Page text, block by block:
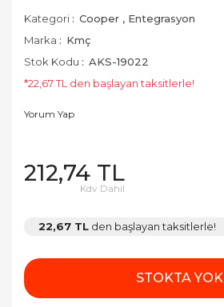
Kategori Cooper , Entegrasyon
Marka
Kmç
Stok Kodu
AKS-19022
*22,67 TL den başlayan taksitlerle!
Yorum Yap
212,74 TL
Kdv Dahil
22,67 TL den başlayan taksitlerle!
STOKTA YOK